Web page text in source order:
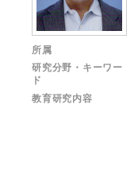
所属
研究分野・キーワー
ド
教育研究内容